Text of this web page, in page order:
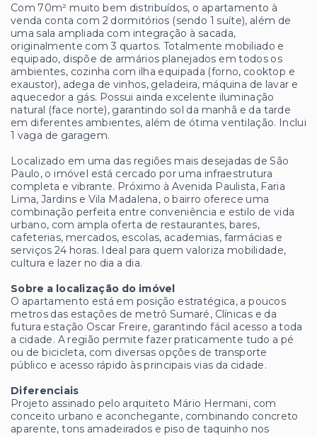
Com 70m² muito bem distribuídos, o apartamento à
venda conta com 2 dormitórios (sendo 1 suíte), além de
uma sala ampliada com integração à sacada,
originalmente com 3 quartos. Totalmente mobiliado e
equipado, dispõe de armários planejados em todos os
ambientes, cozinha com ilha equipada (forno, cooktop e
exaustor), adega de vinhos, geladeira, máquina de lavar e
aquecedor a gás. Possui ainda excelente iluminação
natural (face norte), garantindo sol da manhã e da tarde
em diferentes ambientes, além de ótima ventilação. Inclui
1 vaga de garagem.
Localizado em uma das regiões mais desejadas de São
Paulo, o imóvel está cercado por uma infraestrutura
completa e vibrante. Próximo à Avenida Paulista, Faria
Lima, Jardins e Vila Madalena, o bairro oferece uma
combinação perfeita entre conveniência e estilo de vida
urbano, com ampla oferta de restaurantes, bares,
cafeterias, mercados, escolas, academias, farmácias e
serviços 24 horas. Ideal para quem valoriza mobilidade,
cultura e lazer no dia a dia.
Sobre a localização do imóvel
O apartamento está em posição estratégica, a poucos
metros das estações de metrô Sumaré, Clínicas e da
futura estação Oscar Freire, garantindo fácil acesso a toda
a cidade. A região permite fazer praticamente tudo a pé
ou de bicicleta, com diversas opções de transporte
público e acesso rápido às principais vias da cidade.
Diferenciais
Projeto assinado pelo arquiteto Mário Hermani, com
conceito urbano e aconchegante, combinando concreto
aparente, tons amadeirados e piso de taquinho nos